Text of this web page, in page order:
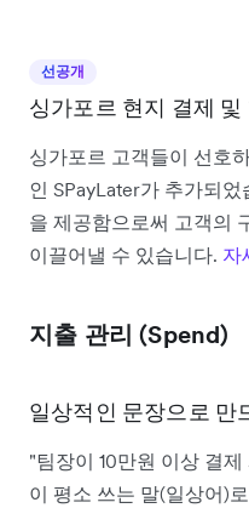
선공개
싱가포르 현지 결제
싱가포르 고객들이 선호
인 SPayLater가 추가되
을 제공함으로써 고객의
이끌어낼 수 있습니다. 자
지출 관리 (Spend)
일상적인 문장으로 만
"팀장이 10만원 이상 결
이 평소 쓰는 말(일상어)